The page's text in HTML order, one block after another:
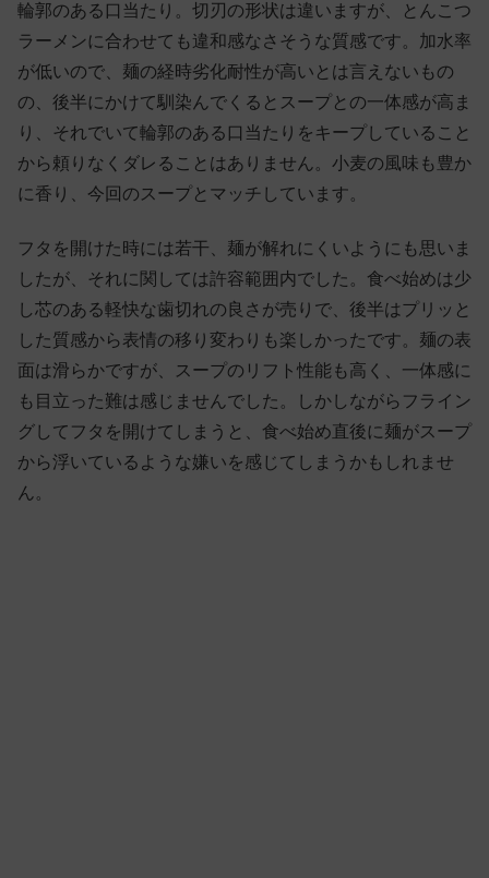
輪郭のある口当たり。切刃の形状は違いますが、とんこつ
ラーメンに合わせても違和感なさそうな質感です。加水率
が低いので、麺の経時劣化耐性が高いとは言えないもの
の、後半にかけて馴染んでくるとスープとの一体感が高ま
り、それでいて輪郭のある口当たりをキープしていること
から頼りなくダレることはありません。小麦の風味も豊か
に香り、今回のスープとマッチしています。
フタを開けた時には若干、麺が解れにくいようにも思いま
したが、それに関しては許容範囲内でした。食べ始めは少
し芯のある軽快な歯切れの良さが売りで、後半はプリッと
した質感から表情の移り変わりも楽しかったです。麺の表
面は滑らかですが、スープのリフト性能も高く、一体感に
も目立った難は感じませんでした。しかしながらフライン
グしてフタを開けてしまうと、食べ始め直後に麺がスープ
から浮いているような嫌いを感じてしまうかもしれませ
ん。